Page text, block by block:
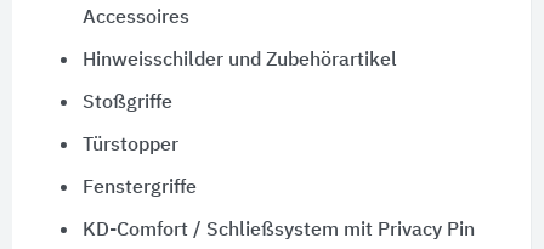
Accessoires
Hinweisschilder und Zubehörartikel
Stoßgriffe
Türstopper
Fenstergriffe
KD-Comfort / Schließsystem mit Privacy Pin